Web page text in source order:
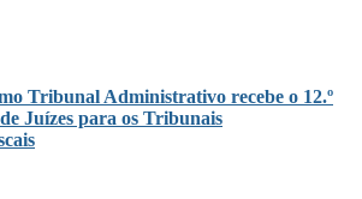
Tribunal Administrativo recebe o 12.º
Juízes para os Tribunais